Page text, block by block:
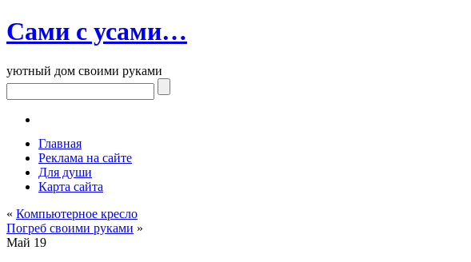
Сами с усами…
уютный дом своими руками
Главная
Реклама на сайте
Для души
Карта сайта
« Компьютерное кресло
Погреб своими руками »
Май 19